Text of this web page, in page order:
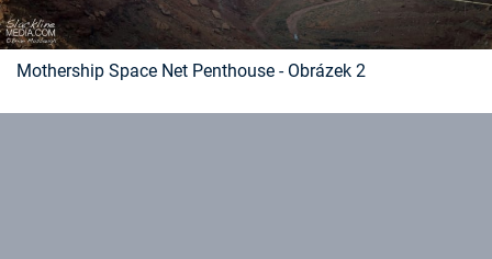
Mothership Space Net Penthouse - Obrázek 2